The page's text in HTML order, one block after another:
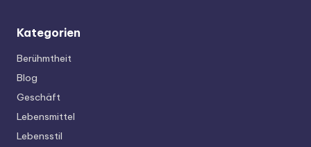
Kategorien
Berühmtheit
Blog
Geschäft
Lebensmittel
Lebensstil